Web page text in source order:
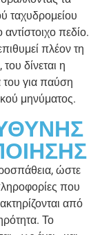
ταχυδρομείου
πεδίο.
πλέον τη
δίνεται η
του για παύση
μηνύματος.
ώστε
που
από
Το